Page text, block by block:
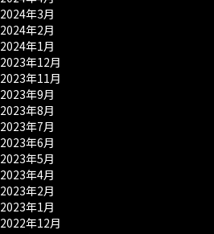
2024年3月
2024年2月
2024年1月
2023年12月
2023年11月
2023年9月
2023年8月
2023年7月
2023年6月
2023年5月
2023年4月
2023年2月
2023年1月
2022年12月